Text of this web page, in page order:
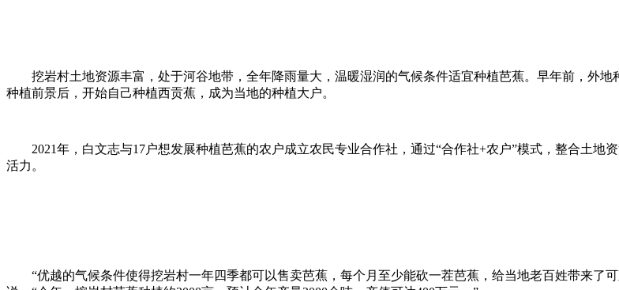
挖岩村土地资源丰富，处于河谷地带，全年降雨量大，温暖湿润的气候条件适宜种植芭蕉。早年前，外
种植前景后，开始自己种植西贡蕉，成为当地的种植大户。
2021年，白文志与17户想发展种植芭蕉的农户成立农民专业合作社，通过“合作社+农户”模式，整合土
活力。
“优越的气候条件使得挖岩村一年四季都可以售卖芭蕉，每个月至少能砍一茬芭蕉，给当地老百姓带来了